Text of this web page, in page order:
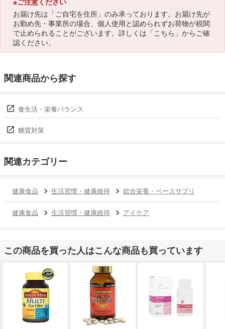
お届け先は「ご自宅を住所」のみ承っております。お届け先が
お勤め先・事業所の場合、個人使用と認められずお荷物が税関
で止められることがございます。詳しくは「こちら 」からご確
認ください。
関連商品から探す
食生活・栄養バランス
糖質対策
関連カテゴリー
健康食品 生活習慣・健康維持 総合栄養・ベースサプリ
健康食品 生活習慣・健康維持 アイケア
この商品を買った人はこんな商品も買っています